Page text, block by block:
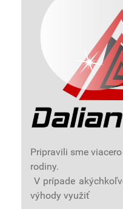
Pripravili sme
rodiny.
V prípade
výhody využiť